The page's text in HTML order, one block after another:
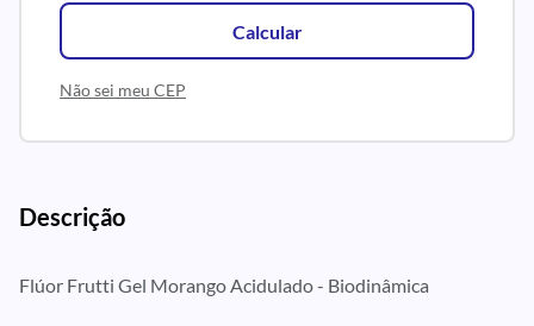
Calcular
Não sei meu CEP
Descrição
Flúor Frutti Gel Morango Acidulado - Biodinâmica